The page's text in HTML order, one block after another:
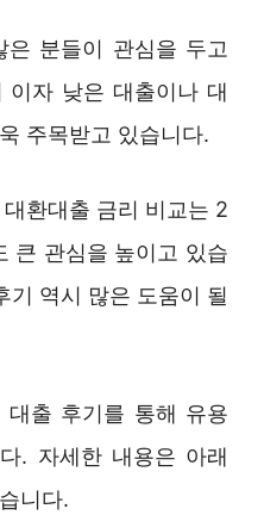
분들이 관심을 두고
이자 낮은 대출이나 대
주목받고 있습니다.
환대출 금리 비교는 2
큰 관심을 높이고 있습
기 역시 많은 도움이 될
출 후기를 통해 유용
. 자세한 내용은 아래
니다.